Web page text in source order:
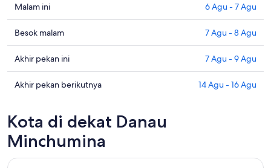
Cek
harga
di
Danau
Minchumina
untuk
malam
Agu
7
Agu
Malam ini 6 Agu - 7 Agu
Cek
harga
di
Danau
Minchumina
malam,
7
Agu
-
Besok malam 7 Agu - 8 Agu
Cek
harga
di
untuk
akhir
pekan
ini,
Akhir pekan ini 7 Agu - 9 Agu
Cek
Danau
Minchumina
untuk
akhir
Akhir pekan berikutnya 14 Agu - 16 Agu
Kota di dekat Danau
Minchumina